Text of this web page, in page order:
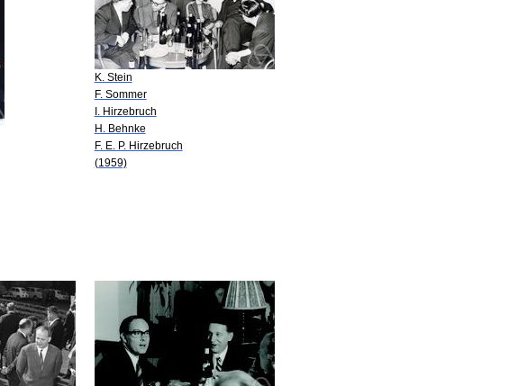
K. Stein
F. Sommer
I. Hirzebruch
H. Behnke
F. E. P. Hirzebruch
(1959)